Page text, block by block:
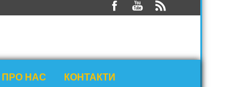
ПРО НАС КОНТАКТИ